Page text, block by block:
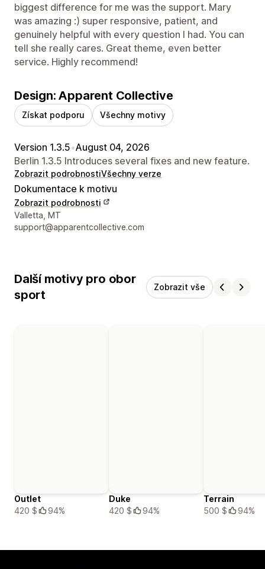
biggest difference for me was the support. Mary
was amazing :) super responsive, patient, and
genuinely helpful with every question I had. You can
tell she really cares. Great theme, even better
service. Highly recommend!
Design: Apparent Collective
Získat podporu Všechny motivy
Version 1.3.5•August 04, 2026
Berlin 1.3.5 Introduces several fixes and new feature.
Zobrazit podrobnostiVšechny verze
Dokumentace k motivu
Zobrazit podrobnosti
Kontaktní údaje designéra
Valletta, MT
support@apparentcollective.com
Další motivy pro obor
sport
Zobrazit vše
Outlet
420 $
94%
Duke
420 $
94%
Terrain
500 $
94%